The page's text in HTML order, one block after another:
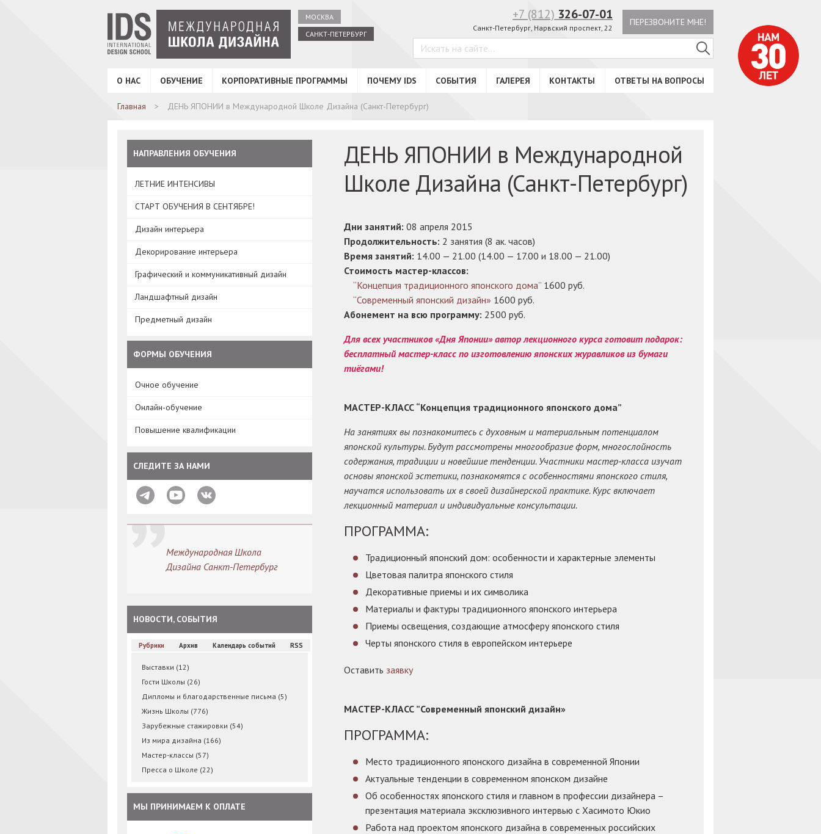
МОСКВА
САНКТ-ПЕТЕРБУРГ
ПЕРЕЗВОНИТЕ МНЕ!
+7 (812) 326-07-01
Санкт-Петербург, Нарвский проспект, 22
О НАС ОБУЧЕНИЕ КОРПОРАТИВНЫЕ ПРОГРАММЫ ПОЧЕМУ IDS СОБЫТИЯ ГАЛЕРЕЯ КОНТАКТЫ ОТВЕТЫ НА ВОПРОСЫ
Главная ДЕНЬ ЯПОНИИ в Международной Школе Дизайна (Санкт-Петербург)
НАПРАВЛЕНИЯ ОБУЧЕНИЯ
ЛЕТНИЕ ИНТЕНСИВЫ
СТАРТ ОБУЧЕНИЯ В СЕНТЯБРЕ!
Дизайн интерьера
Декорирование интерьера
Графический и коммуникативный дизайн
Ландшафтный дизайн
Предметный дизайн
ФОРМЫ ОБУЧЕНИЯ
Очное обучение
Онлайн-обучение
Повышение квалификации
СЛЕДИТЕ ЗА НАМИ
Международная Школа
Дизайна Санкт-Петербург
НОВОСТИ, СОБЫТИЯ
Рубрики Архив Календарь событий RSS
Выставки (12)
Гости Школы (26)
Дипломы и благодарственные письма (5)
Жизнь Школы (776)
Зарубежные стажировки (54)
Из мира дизайна (166)
Мастер-классы (57)
Пресса о Школе (22)
МЫ ПРИНИМАЕМ К ОПЛАТЕ
ДЕНЬ ЯПОНИИ в Международной
Школе Дизайна (Санкт-Петербург)
Дни занятий: 08 апреля 2015
Продолжительность: 2 занятия (8 ак. часов)
Время занятий: 14.00 — 21.00 (14.00 — 17.00 и 18.00 — 21.00)
Стоимость мастер-классов:
“Концепция традиционного японского дома”1600 руб.
“Современный японский дизайн» 1600 руб.
Абонемент на всю программу: 2500 руб.
Для всех участников «Дня Японии» автор лекционного курса готовит подарок:
бесплатный мастер-класс по изготовлению японских журавликов из бумаги
тиёгами!
МАСТЕР-КЛАСС “Концепция традиционного японского дома”
На занятиях вы познакомитесь с духовным и материальным потенциалом
японской культуры. Будут рассмотрены многообразие форм, многослойность
содержания, традиции и новейшие тенденции. Участники мастер-класса изучат
основы японской эстетики, познакомятся с особенностями японского стиля,
научатся использовать их в своей дизайнерской практике. Курс включает
лекционный материал и индивидуальные консультации.
ПРОГРАММА:
Традиционный японский дом: особенности и характерные элементы
Цветовая палитра японского стиля
Декоративные приемы и их символика
Материалы и фактуры традиционного японского интерьера
Приемы освещения, создающие атмосферу японского стиля
Черты японского стиля в европейском интерьере
Оставить заявку
МАСТЕР-КЛАСС ”Современный японский дизайн»
ПРОГРАММА:
Место традиционного японского дизайна в современной Японии
Актуальные тенденции в современном японском дизайне
Об особенностях японского стиля и главном в профессии дизайнера –
презентация материала эксклюзивного интервью с Хасимото Юкио
Работа над проектом японского дизайна в современных российских